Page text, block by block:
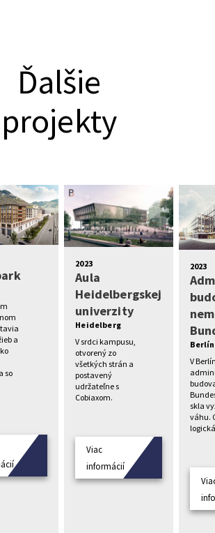
Ďalšie
projekty
a
so
2023
Aula
Heidelbergskej
univerzity
Heidelberg
V srdci kampusu,
otvorený zo
všetkých strán a
postavený
udržateľne s
Cobiaxom.
Viac
informácií
2023
Berlín
V
skla
váhu.